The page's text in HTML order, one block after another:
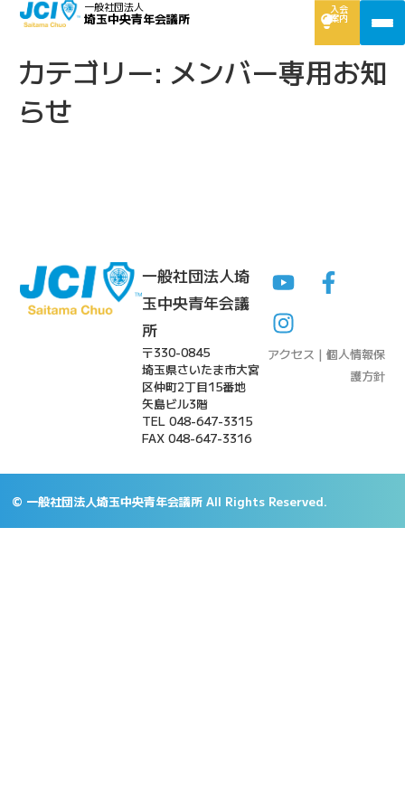
一般社団法人
埼玉中央青年会議所
入会
案内
カテゴリー: メンバー専用お知
らせ
一般社団法人埼
玉中央青年会議
所
〒330-0845
埼玉県さいたま市大宮
区仲町2丁目15番地
矢島ビル3階
TEL 048-647-3315
FAX 048-647-3316
アクセス | 個人情報保
護方針
© 一般社団法人埼玉中央青年会議所 All Rights Reserved.